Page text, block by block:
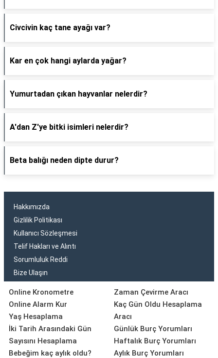
Civcivin kaç tane ayağı var?
Kar en çok hangi aylarda yağar?
Yumurtadan çıkan hayvanlar nelerdir?
A'dan Z'ye bitki isimleri nelerdir?
Beta balığı neden dipte durur?
Hakkımızda
Gizlilik Politikası
Kullanıcı Sözleşmesi
Telif Hakları ve Alıntı
Sorumluluk Reddi
Bize Ulaşın
Online Kronometre
Online Alarm Kur
Yaş Hesaplama
İki Tarih Arasındaki Gün
Sayısını Hesaplama
Bebeğim kaç aylık oldu?
Zaman Çevirme Aracı
Kaç Gün Oldu Hesaplama
Aracı
Günlük Burç Yorumları
Haftalık Burç Yorumları
Aylık Burç Yorumları